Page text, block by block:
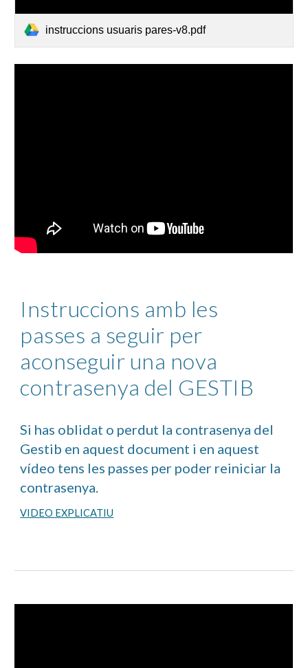
instruccions usuaris pares-v8.pdf
Instruccions amb les
passes a seguir per
aconseguir una nova
contrasenya del GESTIB
Si has oblidat o perdut la contrasenya del
Gestib en aquest document i en aquest
vídeo tens les passes per poder reiniciar la
contrasenya.
VIDEO EXPLICATIU